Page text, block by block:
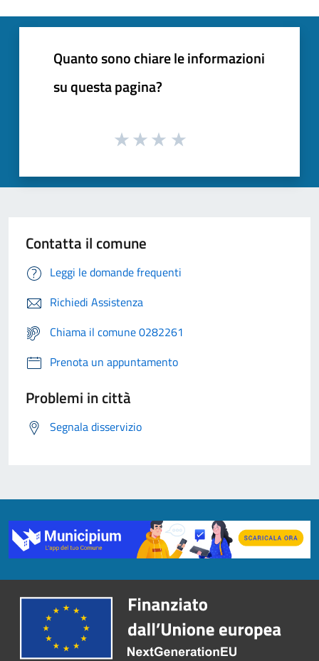
Quanto sono chiare le informazioni
su questa pagina?
Contatta il comune
Leggi le domande frequenti
Richiedi Assistenza
Chiama il comune 0282261
Prenota un appuntamento
Problemi in città
Segnala disservizio